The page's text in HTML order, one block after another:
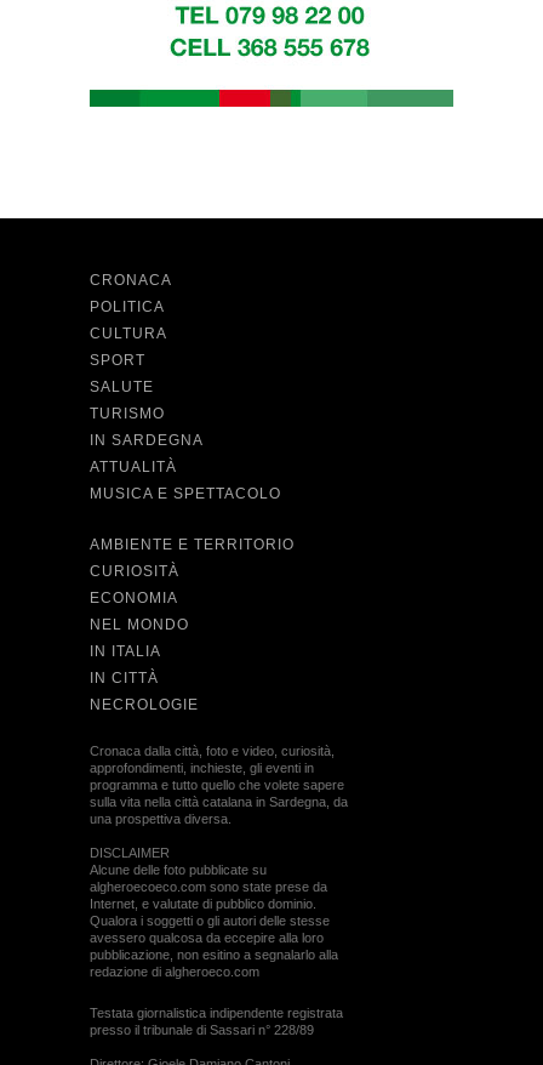
CRONACA
POLITICA
CULTURA
SPORT
SALUTE
TURISMO
IN SARDEGNA
ATTUALITÀ
MUSICA E SPETTACOLO
AMBIENTE E TERRITORIO
CURIOSITÀ
ECONOMIA
NEL MONDO
IN ITALIA
IN CITTÀ
NECROLOGIE
Cronaca dalla città, foto e video, curiosità,
approfondimenti, inchieste, gli eventi in
programma e tutto quello che volete sapere
sulla vita nella città catalana in Sardegna, da
una prospettiva diversa.
DISCLAIMER
Alcune delle foto pubblicate su
algheroecoeco.com sono state prese da
Internet, e valutate di pubblico dominio.
Qualora i soggetti o gli autori delle stesse
avessero qualcosa da eccepire alla loro
pubblicazione, non esitino a segnalarlo alla
redazione di algheroeco.com
Testata giornalistica indipendente registrata
presso il tribunale di Sassari n° 228/89